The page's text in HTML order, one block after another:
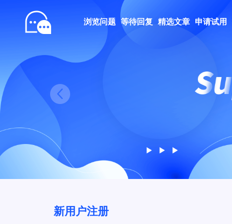
Prev
浏览问题 等待回复 精选文章 申请试用
新用户注册